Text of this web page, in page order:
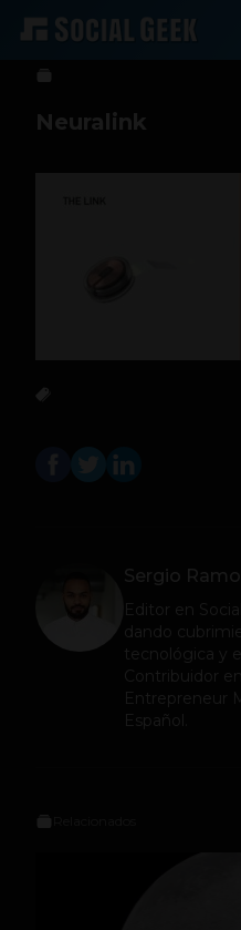
Sergio Ramos 28 de agosto
Neuralink
Sergio
Editor en
dando
tecnológica y
Contribuidor
Entrepreneur
Español.